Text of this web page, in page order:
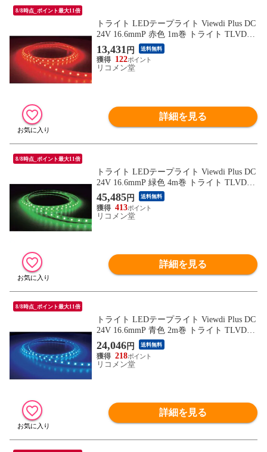
8/8時点_ポイント最大11倍
トライト LEDテープライト Viewdi Plus DC
24V 16.6mmP 赤色 1m巻 トライト TLVDR2
16.6P1 工事 照明用品 作業灯 照明用品 照明
器具【送料無料】
13,431 円 送料無料
122
リコメン堂
詳細を見る
8/8時点_ポイント最大11倍
トライト LEDテープライト Viewdi Plus DC
24V 16.6mmP 緑色 4m巻 トライト TLVDG2
16.6P4 工事 照明用品 作業灯 照明用品 照明
器具【送料無料】
45,485円 送料無料
413
リコメン堂
詳細を見る
8/8時点_ポイント最大11倍
トライト LEDテープライト Viewdi Plus DC
24V 16.6mmP 青色 2m巻 トライト TLVDB2
16.6P2 工事 照明用品 作業灯 照明用品 照明
器具【送料無料】
24,046円 送料無料
218
リコメン堂
詳細を見る